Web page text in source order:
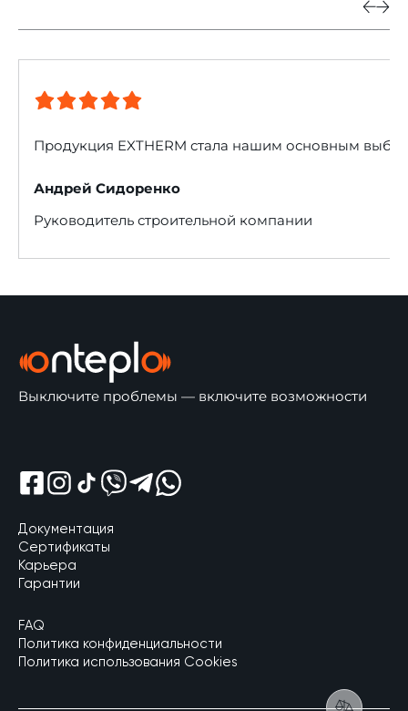
Продукция EXTHERM стала нашим основным
Андрей Сидоренко
Руководитель строительной компании
Выключите проблемы — включите возможности
Документация
Сертификаты
Карьера
Гарантии
FAQ
Политика конфиденциальности
Политика использования Cookies
Відкрити Shreem Facebook
Відкрити Shreem Instagram
Відкрити Shreem Tik Tok
Відкрити Shreem Viber
Відкрити Shreem Telegram
Відкрити Shreem Whatsapp